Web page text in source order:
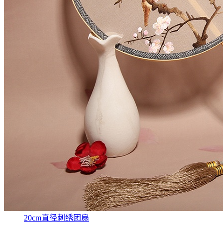
20cm直径刺绣团扇